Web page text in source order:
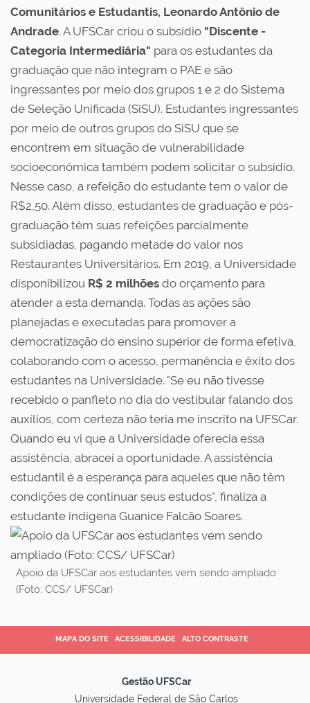
Comunitários e Estudantis, Leonardo Antônio de
Andrade. A UFSCar criou o subsídio "Discente -
Categoria Intermediária" para os estudantes da
graduação que não integram o PAE e são
ingressantes por meio dos grupos 1 e 2 do Sistema
de Seleção Unificada (SiSU). Estudantes ingressantes
por meio de outros grupos do SiSU que se
encontrem em situação de vulnerabilidade
socioeconômica também podem solicitar o subsídio.
Nesse caso, a refeição do estudante tem o valor de
R$2,50. Além disso, estudantes de graduação e pós-
graduação têm suas refeições parcialmente
subsidiadas, pagando metade do valor nos
Restaurantes Universitários. Em 2019, a Universidade
disponibilizou R$ 2 milhões do orçamento para
atender a esta demanda. Todas as ações são
planejadas e executadas para promover a
democratização do ensino superior de forma efetiva,
colaborando com o acesso, permanência e êxito dos
estudantes na Universidade. "Se eu não tivesse
recebido o panfleto no dia do vestibular falando dos
auxílios, com certeza não teria me inscrito na UFSCar.
Quando eu vi que a Universidade oferecia essa
assistência, abracei a oportunidade. A assistência
estudantil é a esperança para aqueles que não têm
condições de continuar seus estudos", finaliza a
estudante indígena Guanice Falcão Soares.
Apoio da UFSCar aos estudantes vem sendo ampliado
(Foto: CCS/ UFSCar)
MAPA DO SITE ACESSIBILIDADE ALTO CONTRASTE
Gestão UFSCar
Universidade Federal de São Carlos